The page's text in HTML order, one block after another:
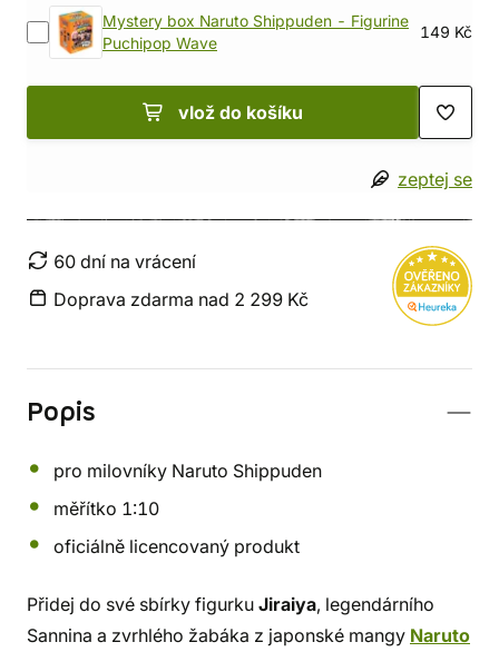
Mystery box Naruto Shippuden - Figurine
Puchipop Wave
149 Kč
vlož do košíku
zeptej se
60 dní na vrácení
Doprava zdarma nad 2 299 Kč
Popis
pro milovníky Naruto Shippuden
měřítko 1:10
oficiálně licencovaný produkt
Přidej do své sbírky figurku Jiraiya, legendárního
Sannina a zvrhlého žabáka z japonské mangy Naruto